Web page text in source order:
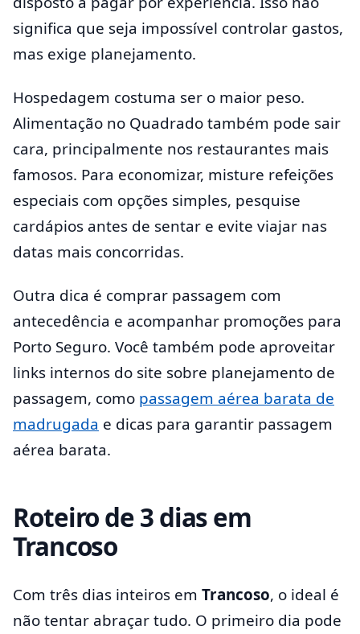
significa que seja impossível controlar gastos,
mas exige planejamento.
Hospedagem costuma ser o maior peso.
Alimentação no Quadrado também pode sair
cara, principalmente nos restaurantes mais
famosos. Para economizar, misture refeições
especiais com opções simples, pesquise
cardápios antes de sentar e evite viajar nas
datas mais concorridas.
Outra dica é comprar passagem com
antecedência e acompanhar promoções para
Porto Seguro. Você também pode aproveitar
links internos do site sobre planejamento de
passagem, como passagem aérea barata de
madrugada e dicas para garantir passagem
aérea barata.
Roteiro de 3 dias em
Trancoso
Com três dias inteiros em Trancoso, o ideal é
não tentar abraçar tudo. O primeiro dia pode